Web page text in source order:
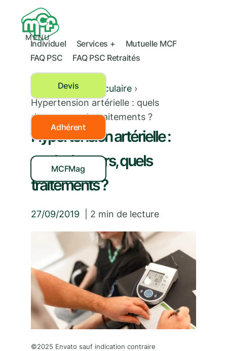
MENU
Individuel Services +
Mutuelle MCF
FAQ PSC
FAQ PSC Retraités
Devis
Adhérent
MCFMag
Santé cardio-vasculaire ›
Hypertension artérielle : quels
dangers, quels traitements ?
Hypertension artérielle :
quels dangers, quels
traitements ?
27/09/2019 2 min de lecture
©2025 Envato sauf indication contraire